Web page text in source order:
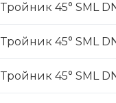
Тройник 45° SML
Тройник 45° SML
Тройник 45° SML